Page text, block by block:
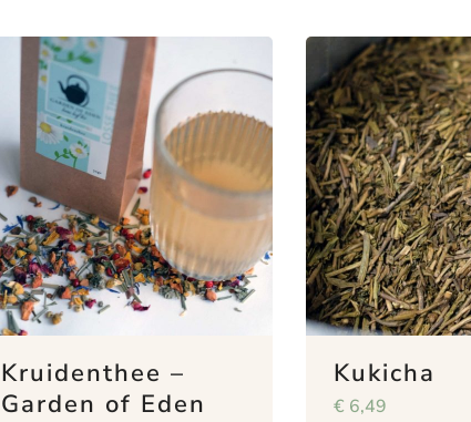
Kruidenthee –
Garden of Eden
Kukicha
€ 6,49